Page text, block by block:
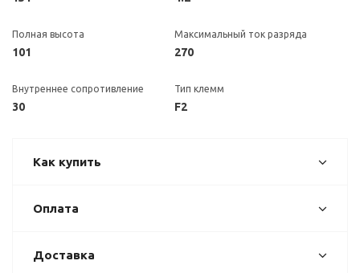
Полная высота
101
Максимальный ток разряда
270
Внутреннее сопротивление
30
Тип клемм
F2
Как купить
Оплата
Доставка